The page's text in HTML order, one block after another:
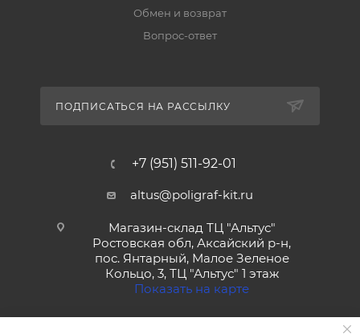
Обмен и возврат
Вопрос-ответ
ПОДПИСАТЬСЯ НА РАССЫЛКУ
+7 (951) 511-92-01
altus@poligraf-kit.ru
Магазин-склад ТЦ "Альтус"
Ростовская обл, Аксайский р-н,
пос. Янтарный, Малое Зеленое
Кольцо, 3, ТЦ "Альтус" 1 этаж
Показать на карте